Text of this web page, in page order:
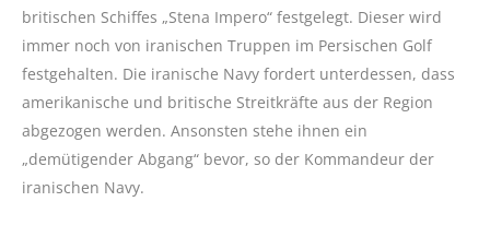
britischen Schiffes „Stena Impero“ festgelegt. Dieser wird
immer noch von iranischen Truppen im Persischen Golf
festgehalten. Die iranische Navy fordert unterdessen, dass
amerikanische und britische Streitkräfte aus der Region
abgezogen werden. Ansonsten stehe ihnen ein
„demütigender Abgang“ bevor, so der Kommandeur der
iranischen Navy.